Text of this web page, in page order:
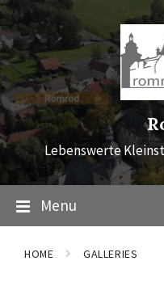
Skip
to
content
Skip
to
main
navigation
Skip
to
footer
Lebenswerte
Menu
HOME GALLERIES